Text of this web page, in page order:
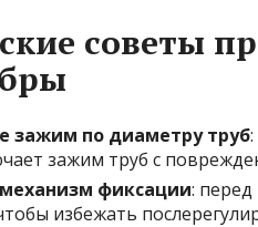
советы
зажим по диаметру труб
зажим труб с
фиксации:
избежать